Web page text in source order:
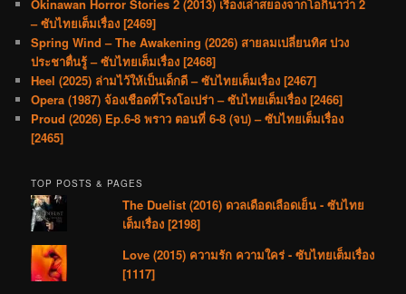
Okinawan Horror Stories 2 (2013) เรื่องเล่าสยองจากโอกินาว่า 2
– ซับไทยเต็มเรื่อง [2469]
Spring Wind – The Awakening (2026) สายลมเปลี่ยนทิศ ปวง
ประชาตื่นรู้ – ซับไทยเต็มเรื่อง [2468]
Heel (2025) ล่ามไว้ให้เป็นเด็กดี – ซับไทยเต็มเรื่อง [2467]
Opera (1987) จ้องเชือดที่โรงโอเปร่า – ซับไทยเต็มเรื่อง [2466]
Proud (2026) Ep.6-8 พราว ตอนที่ 6-8 (จบ) – ซับไทยเต็มเรื่อง
[2465]
TOP POSTS & PAGES
The Duelist (2016) ดวลเดือดเลือดเย็น - ซับไทย
เต็มเรื่อง [2198]
Love (2015) ความรัก ความใคร่ - ซับไทยเต็มเรื่อง
[1117]